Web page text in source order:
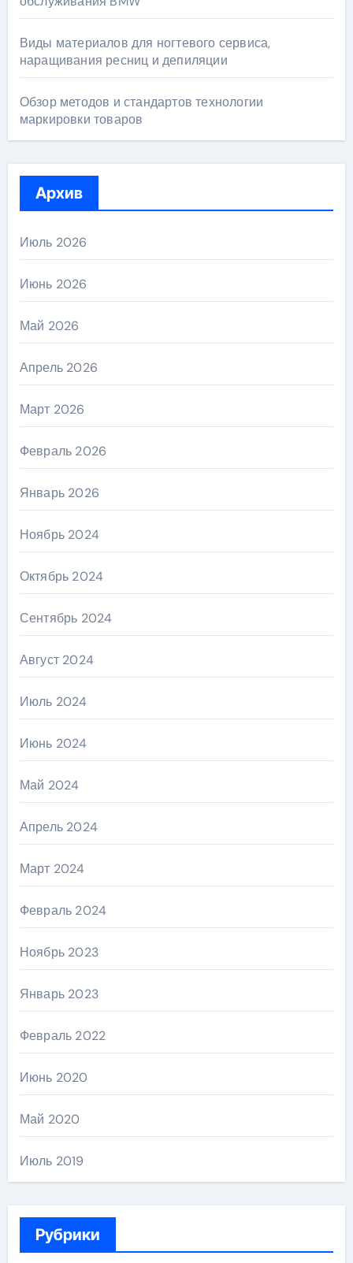
Виды материалов для ногтевого сервиса,
наращивания ресниц и депиляции
Обзор методов и стандартов технологии
маркировки товаров
Архив
Июль 2026
Июнь 2026
Май 2026
Апрель 2026
Март 2026
Февраль 2026
Январь 2026
Ноябрь 2024
Октябрь 2024
Сентябрь 2024
Август 2024
Июль 2024
Июнь 2024
Май 2024
Апрель 2024
Март 2024
Февраль 2024
Ноябрь 2023
Январь 2023
Февраль 2022
Июнь 2020
Май 2020
Июль 2019
Рубрики